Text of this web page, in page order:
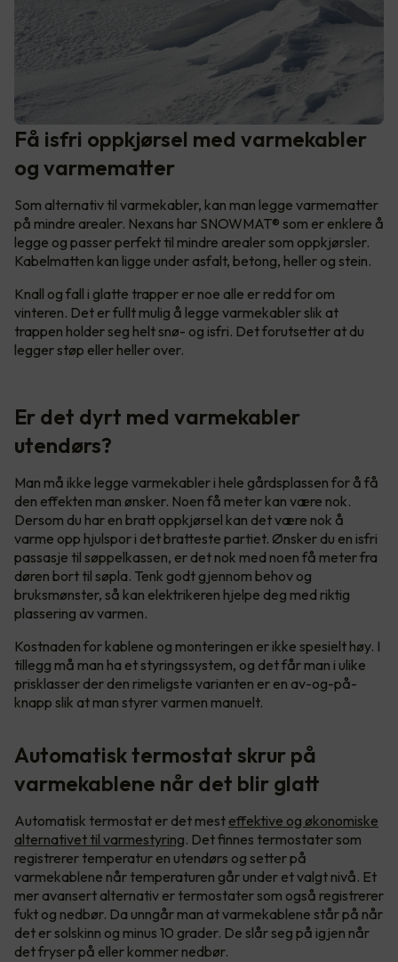
Få isfri oppkjørsel med varmekabler
og varmematter
Som alternativ til varmekabler, kan man legge varmematter
på mindre arealer. Nexans har SNOWMAT® som er enklere å
legge og passer perfekt til mindre arealer som oppkjørsler.
Kabelmatten kan ligge under asfalt, betong, heller og stein.
Knall og fall i glatte trapper er noe alle er redd for om
vinteren. Det er fullt mulig å legge varmekabler slik at
trappen holder seg helt snø- og isfri. Det forutsetter at du
legger støp eller heller over.
Er det dyrt med varmekabler
utendørs?
Man må ikke legge varmekabler i hele gårdsplassen for å få
den effekten man ønsker. Noen få meter kan være nok.
Dersom du har en bratt oppkjørsel kan det være nok å
varme opp hjulspor i det bratteste partiet. Ønsker du en isfri
passasje til søppelkassen, er det nok med noen få meter fra
døren bort til søpla. Tenk godt gjennom behov og
bruksmønster, så kan elektrikeren hjelpe deg med riktig
plassering av varmen.
Kostnaden for kablene og monteringen er ikke spesielt høy. I
tillegg må man ha et styringssystem, og det får man i ulike
prisklasser der den rimeligste varianten er en av-og-på-
knapp slik at man styrer varmen manuelt.
Automatisk termostat skrur på
varmekablene når det blir glatt
Automatisk termostat er det mest effektive og økonomiske
alternativet til varmestyring. Det finnes termostater som
registrerer temperatur en utendørs og setter på
varmekablene når temperaturen går under et valgt nivå. Et
mer avansert alternativ er termostater som også registrerer
fukt og nedbør. Da unngår man at varmekablene står på når
det er solskinn og minus 10 grader. De slår seg på igjen når
det fryser på eller kommer nedbør.